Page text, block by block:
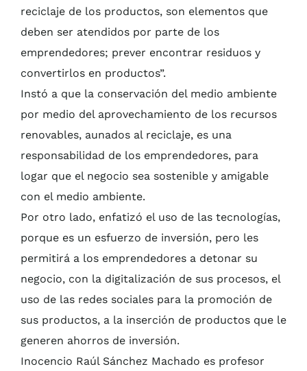
reciclaje de los productos, son elementos que
deben ser atendidos por parte de los
emprendedores; prever encontrar residuos y
convertirlos en productos”.
Instó a que la conservación del medio ambiente
por medio del aprovechamiento de los recursos
renovables, aunados al reciclaje, es una
responsabilidad de los emprendedores, para
logar que el negocio sea sostenible y amigable
con el medio ambiente.
Por otro lado, enfatizó el uso de las tecnologías,
porque es un esfuerzo de inversión, pero les
permitirá a los emprendedores a detonar su
negocio, con la digitalización de sus procesos, el
uso de las redes sociales para la promoción de
sus productos, a la inserción de productos que le
generen ahorros de inversión.
Inocencio Raúl Sánchez Machado es profesor